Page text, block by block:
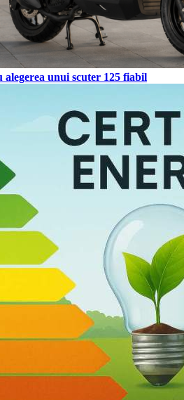
unui scuter 125 fiabil